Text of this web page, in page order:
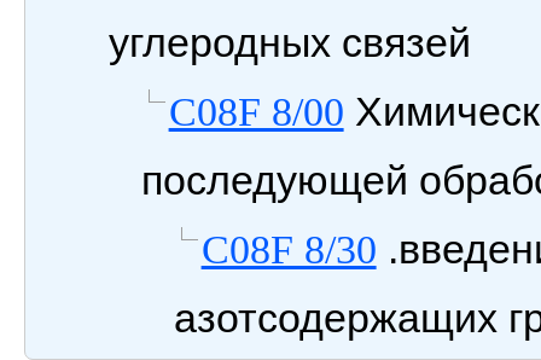
углеродных связей
C08F 8/00
последующей
C08F 8/30
азотсодержащих